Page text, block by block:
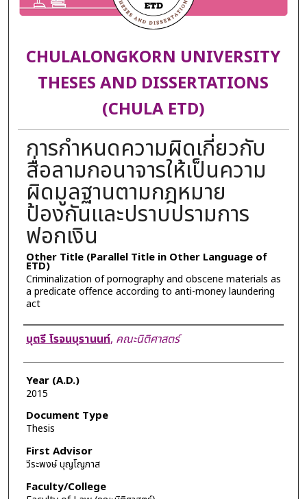
CHULALONGKORN UNIVERSITY
THESES AND DISSERTATIONS
(CHULA ETD)
การกำหนดความผิดเกี่ยวกับ
สื่อลามกอนาจารให้เป็นความ
ผิดมูลฐานตามกฎหมาย
ป้องกันและปราบปรามการ
ฟอกเงิน
Other Title (Parallel Title in Other Language of
ETD)
Criminalization of pornography and obscene materials as
a predicate offence according to anti-money laundering
act
Author
บุตรี โรจนบุรานนท์, คณะนิติศาสตร์
Year (A.D.)
2015
Document Type
Thesis
First Advisor
วีระพงษ์ บุญโญภาส
Faculty/College